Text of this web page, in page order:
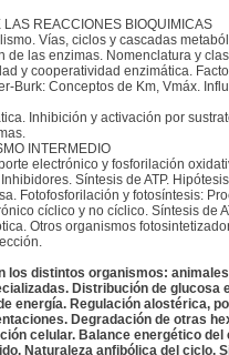
REACCIONES BIOQUIMICAS
Vías, ciclos y cascadas
de las enzimas. Nomenclatura y
y cooperatividad enzimática.
Burk: Conceptos de Km, Vmáx.
Inhibición y activación por
INTERMEDIO
electrónico y fosforilación
Síntesis de ATP.
Fotofosforilación y fotosíntesis:
cíclico y no cíclico. Síntesis
Otros organismos
los distintos organismos:
Distribución de
energía. Regulación alostérica,
Degradación de otras
celular. Balance energético
Naturaleza anfibólica del